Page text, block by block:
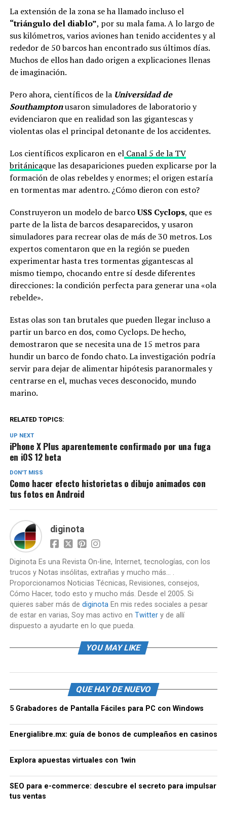
La extensión de la zona se ha llamado incluso el
“triángulo del diablo”, por su mala fama. A lo largo de
sus kilómetros, varios aviones han tenido accidentes y al
rededor de 50 barcos han encontrado sus últimos días.
Muchos de ellos han dado origen a explicaciones llenas
de imaginación.
Pero ahora, científicos de la Universidad de
Southamptonusaron simuladores de laboratorio y
evidenciaron que en realidad son las gigantescas y
violentas olas el principal detonante de los accidentes.
Los científicos explicaron en elCanal 5 de la TV
británicaque las desapariciones pueden explicarse por la
formación de olas rebeldes y enormes; el origen estaría
en tormentas mar adentro. ¿Cómo dieron con esto?
Construyeron un modelo de barcoUSS Cyclops, que es
parte de la lista de barcos desaparecidos, y usaron
simuladores para recrear olas de más de 30 metros. Los
expertos comentaron que en la región se pueden
experimentar hasta tres tormentas gigantescas al
mismo tiempo, chocando entre sí desde diferentes
direcciones: la condición perfecta para generar una «ola
rebelde».
Estas olas son tan brutales que pueden llegar incluso a
partir un barco en dos, como Cyclops. De hecho,
demostraron que se necesita una de 15 metros para
hundir un barco de fondo chato. La investigación podría
servir para dejar de alimentar hipótesis paranormales y
centrarse en el, muchas veces desconocido, mundo
marino.
RELATED TOPICS:
UP NEXT
iPhone X Plus aparentemente confirmado por una fuga
en iOS 12 beta
DON'T MISS
Como hacer efecto historietas o dibujo animados con
tus fotos en Android
diginota
Diginota Es una Revista On-line, Internet, tecnologías, con los
trucos y Notas insólitas, extrañas y mucho más... .
Proporcionamos Noticias Técnicas, Revisiones, consejos,
Cómo Hacer, todo esto y mucho más. Desde el 2005. Si
quieres saber más de diginotaEn mis redes sociales a pesar
de estar en varias, Soy mas activo en Twittery de allí
dispuesto a ayudarte en lo que pueda.
YOU MAY LIKE
QUE HAY DE NUEVO
5 Grabadores de Pantalla Fáciles para PC con Windows
Energialibre.mx: guía de bonos de cumpleaños en casinos
Explora apuestas virtuales con 1win
SEO para e-commerce: descubre el secreto para impulsar
tus ventas